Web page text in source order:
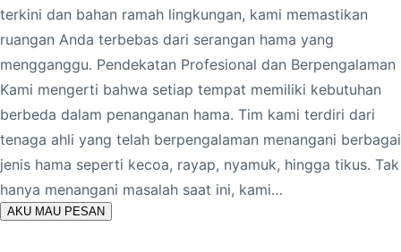
terkini dan bahan ramah lingkungan, kami memastikan
ruangan Anda terbebas dari serangan hama yang
mengganggu. Pendekatan Profesional dan Berpengalaman
Kami mengerti bahwa setiap tempat memiliki kebutuhan
berbeda dalam penanganan hama. Tim kami terdiri dari
tenaga ahli yang telah berpengalaman menangani berbagai
jenis hama seperti kecoa, rayap, nyamuk, hingga tikus. Tak
hanya menangani masalah saat ini, kami…
AKU MAU PESAN